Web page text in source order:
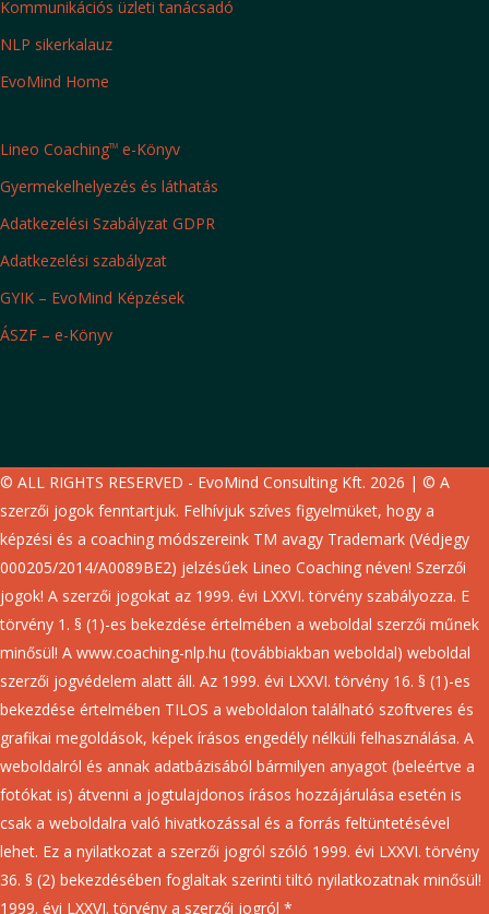
Kommunikációs üzleti tanácsadó
NLP sikerkalauz
EvoMind Home
Lineo CoachingTM e-Könyv
Gyermekelhelyezés és láthatás
Adatkezelési Szabályzat GDPR
Adatkezelési szabályzat
GYIK – EvoMind Képzések
ÁSZF – e-Könyv
© ALL RIGHTS RESERVED - EvoMind Consulting Kft. 2026 | © A
szerzői jogok fenntartjuk. Felhívjuk szíves figyelmüket, hogy a
képzési és a coaching módszereink TM avagy Trademark (Védjegy
000205/2014/A0089BE2) jelzésűek Lineo Coaching néven! Szerzői
jogok! A szerzői jogokat az 1999. évi LXXVI. törvény szabályozza. E
törvény 1. § (1)-es bekezdése értelmében a weboldal szerzői műnek
minősül! A www.coaching-nlp.hu (továbbiakban weboldal) weboldal
szerzői jogvédelem alatt áll. Az 1999. évi LXXVI. törvény 16. § (1)-es
bekezdése értelmében TILOS a weboldalon található szoftveres és
grafikai megoldások, képek írásos engedély nélküli felhasználása. A
weboldalról és annak adatbázisából bármilyen anyagot (beleértve a
fotókat is) átvenni a jogtulajdonos írásos hozzájárulása esetén is
csak a weboldalra való hivatkozással és a forrás feltüntetésével
lehet. Ez a nyilatkozat a szerzői jogról szóló 1999. évi LXXVI. törvény
36. § (2) bekezdésében foglaltak szerinti tiltó nyilatkozatnak minősül!
1999. évi LXXVI. törvény a szerzői jogról *